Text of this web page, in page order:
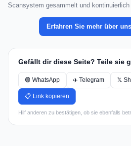
Scansystem gesammelt und
Erfahren Sie mehr über
Gefällt dir diese Seite? Teile sie
🟢 WhatsApp ✈️ Telegram 𝕏
📋 Link kopieren
Hilf anderen zu bestätigen, ob sie ebenfalls